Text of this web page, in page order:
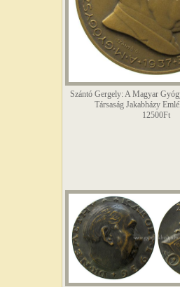
Szántó Gergely: A Magyar
Társaság Jakabházy
12500Ft